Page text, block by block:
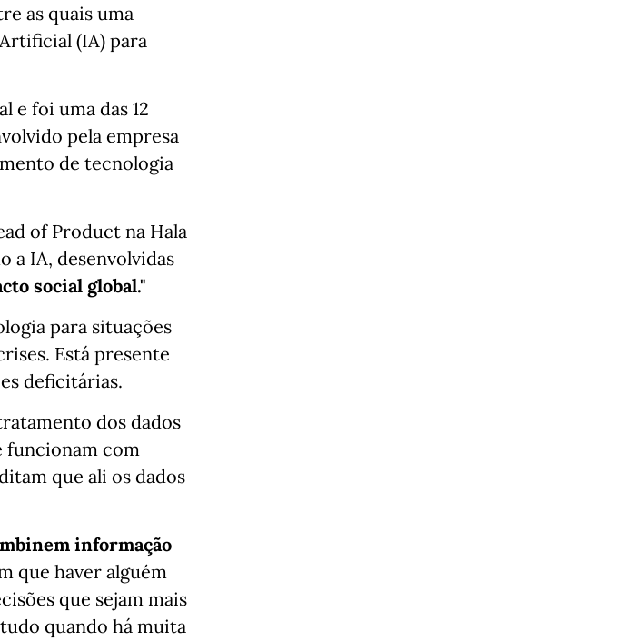
as quais uma
(IA) para
e foi uma das 12
pela empresa
de tecnologia
of Product na Hala
a IA, desenvolvidas
social global."
para situações
Está presente
deficitárias.
dos dados
funcionam com
que ali os dados
informação
que haver alguém
que sejam mais
quando há muita